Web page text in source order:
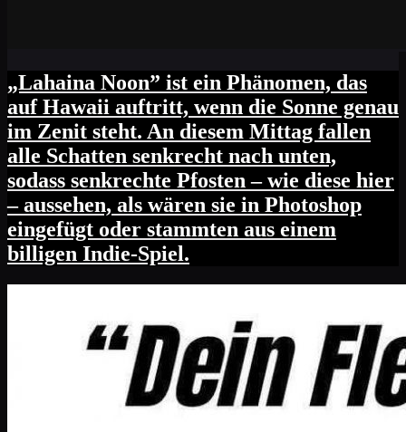
„Lahaina Noon” ist ein Phänomen, das
auf Hawaii auftritt, wenn die Sonne genau
im Zenit steht. An diesem Mittag fallen
alle Schatten senkrecht nach unten,
sodass senkrechte Pfosten – wie diese hier
– aussehen, als wären sie in Photoshop
eingefügt oder stammten aus einem
billigen Indie-Spiel.